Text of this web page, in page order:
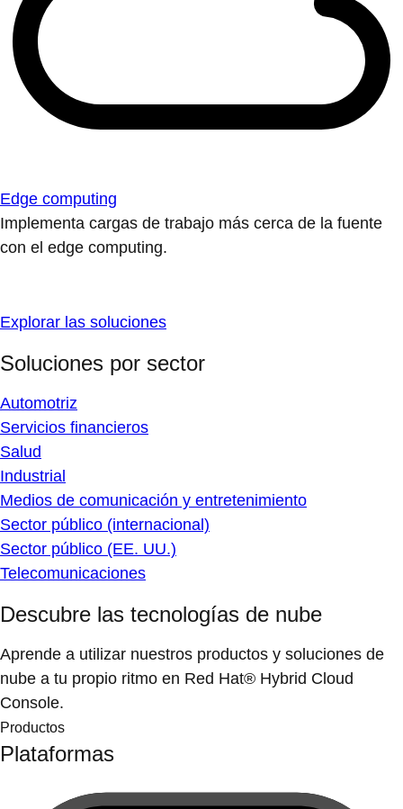
Edge computing
Implementa cargas de trabajo más cerca de la fuente
con el edge computing.
Explorar las soluciones
Soluciones por sector
Automotriz
Servicios financieros
Salud
Industrial
Medios de comunicación y entretenimiento
Sector público (internacional)
Sector público (EE. UU.)
Telecomunicaciones
Descubre las tecnologías de nube
Aprende a utilizar nuestros productos y soluciones de
nube a tu propio ritmo en Red Hat® Hybrid Cloud
Console.
Productos
Plataformas